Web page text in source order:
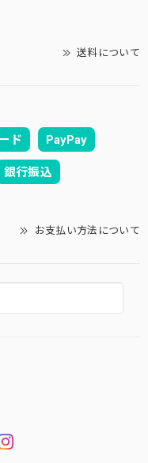
送料について
ド PayPay
銀行振込
お支払い方法について